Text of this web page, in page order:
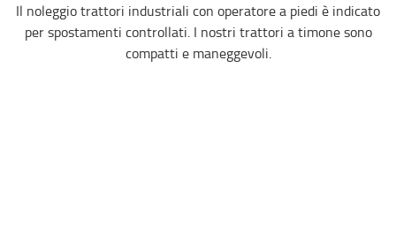
Il noleggio trattori industriali con operatore a piedi è indicato
per spostamenti controllati. I nostri trattori a timone sono
compatti e maneggevoli.